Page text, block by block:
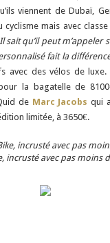
viennent de Dubaï,
mais avec
Il sait qu’il peut
fait la
avec des vélos de
la bagatelle de
de Marc Jacobs qui
limitée, à 3650€.
incrusté avec pas moins